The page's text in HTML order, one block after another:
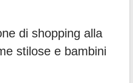
di shopping alla
stilose e bambini